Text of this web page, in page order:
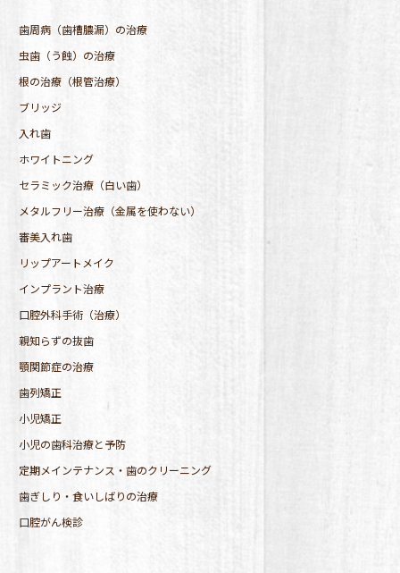
歯周病（歯槽膿漏）の治療
虫歯（う蝕）の治療
根の治療（根管治療）
ブリッジ
入れ歯
ホワイトニング
セラミック治療（白い歯）
メタルフリー治療（金属を使わない）
審美入れ歯
リップアートメイク
インプラント治療
口腔外科手術（治療）
親知らずの抜歯
顎関節症の治療
歯列矯正
小児矯正
小児の歯科治療と予防
定期メインテナンス・歯のクリーニング
歯ぎしり・食いしばりの治療
口腔がん検診